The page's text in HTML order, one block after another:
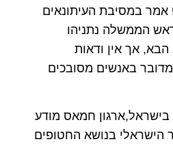
במסיבת העיתונאים
הממשלה נתניהו
אך אין ודאות
באנשים מסובכים
בישראל,ארגון חמאס מודע
הישראלי בנושא החטופים